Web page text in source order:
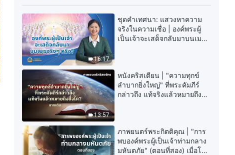
7:00
มวลมนุษย์ | บทตัดตอน 329
8:11
พระวจนะของพระเจ้าประจำวัน:
การเปิดโปงความเสื่อมทรามของ
มวลมนุษย์ | บทตัดตอน 330
6:40
พระวจนะของพระเจ้าประจำวัน:
การเปิดโปงความเสื่อมทรามของ
มวลมนุษย์ | บทตัดตอน 331
16:17
ชุดคำเทศนา: แสวงหาความ
จริงในความเชื่อ | องค์พระผู้
เป็นเจ้าจะเสด็จกลับมาบนเมฆ
13:57
หนังคริสเตียน | "ความทุกข์
ลำบากยิ่งใหญ่" ที่พระคัมภีร์
กล่าวถึง แท้จริงแล้วหมายถึงสิ่ง
ภาพยนตร์พระกิตติคุณ | "การ
พบองค์พระผู้เป็นเจ้าท่ามกลาง
มหันตภัย" (ตอนที่สอง) เมื่อโลก